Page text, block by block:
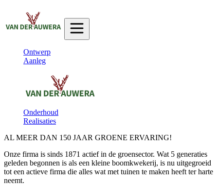
Ontwerp
Aanleg
Onderhoud
Realisaties
AL MEER DAN 150 JAAR GROENE ERVARING!
Onze firma is sinds 1871 actief in de groensector. Wat 5 generaties
geleden begonnen is als een kleine boomkwekerij, is nu uitgegroeid
tot een actieve firma die alles wat met tuinen te maken heeft ter harte
neemt.